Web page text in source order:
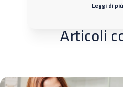
Leggi di più
Articoli